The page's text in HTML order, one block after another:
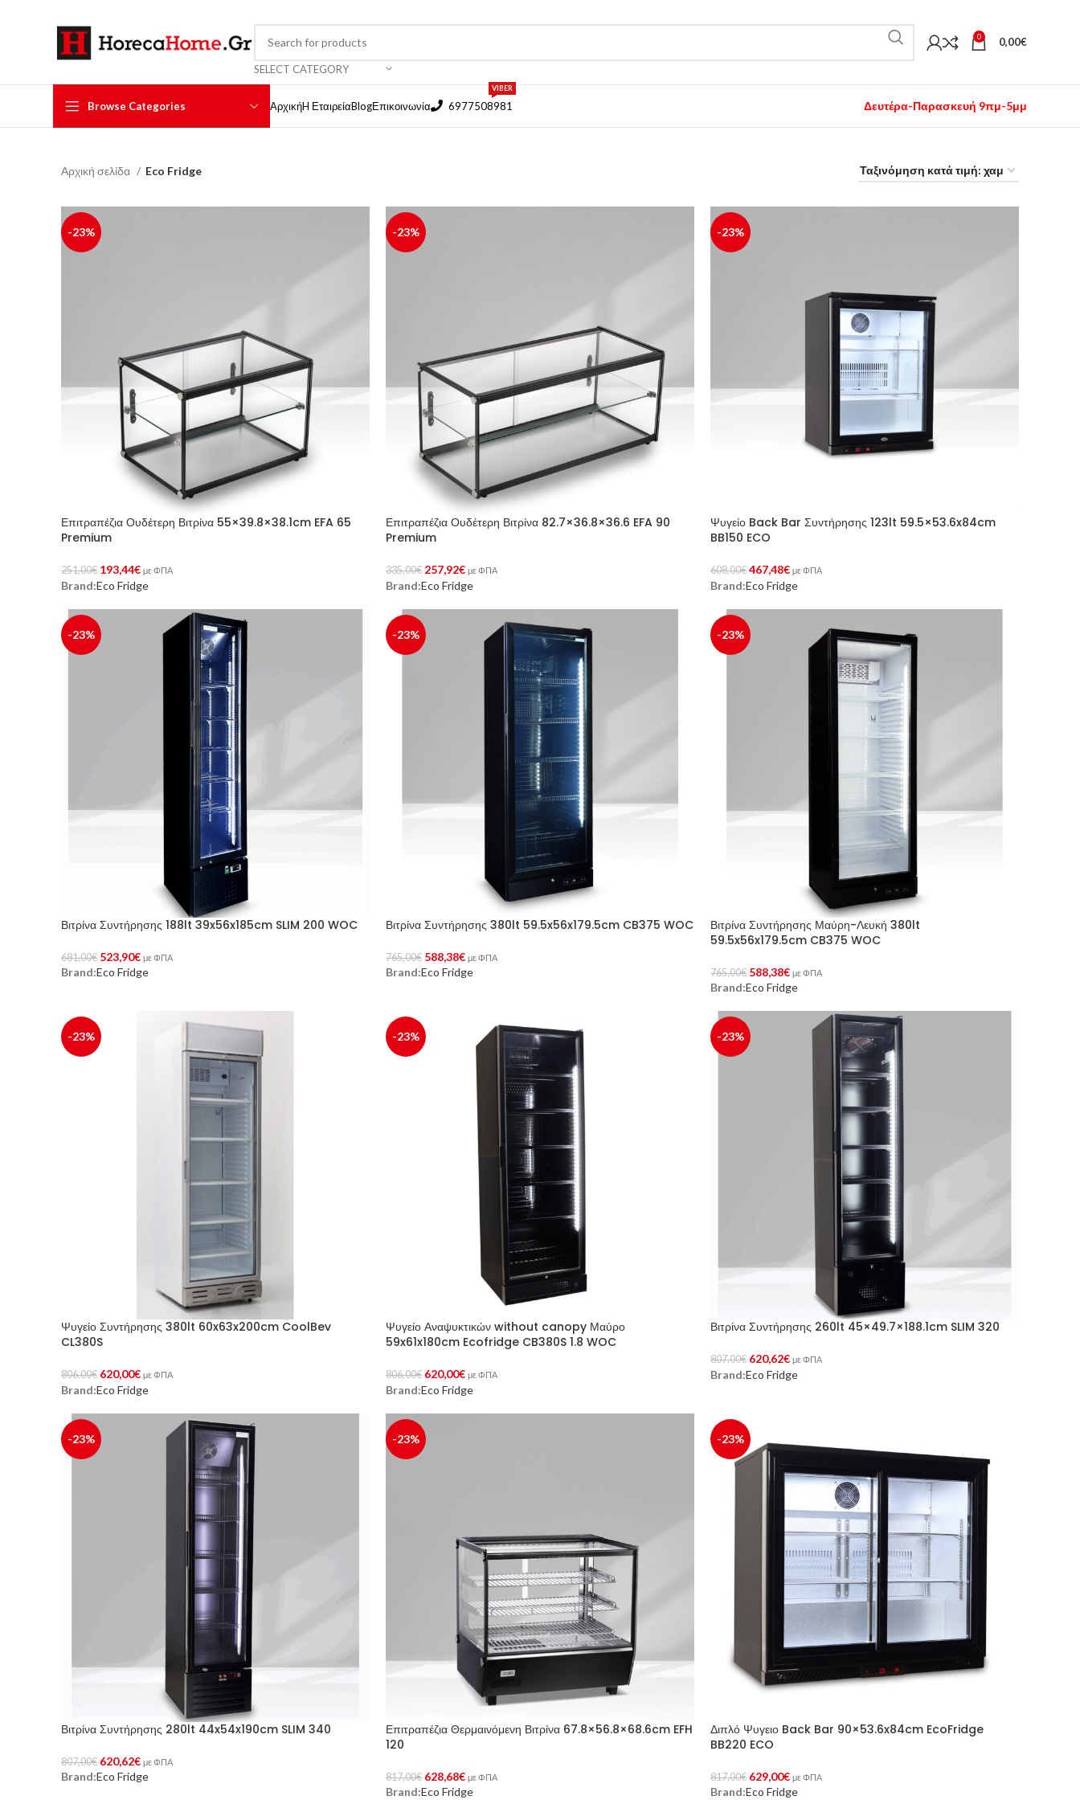
SELECT CATEGORY
0 0,00€
Browse Categories ΑρχικήH ΕταιρείαBlogΕπικοινωνία 6977508981
VIBER
Δευτέρα-Παρασκευή 9πμ-5μμ
Αρχική σελίδα Eco Fridge
-23%
Επιτραπέζια Ουδέτερη Βιτρίνα 55×39.8×38.1cm EFA 65
Premium
251,00€ 193,44€ με ΦΠΑ
Προσθήκη Στο Καλάθι
Brand:Eco Fridge
-23%
Επιτραπέζια Ουδέτερη Βιτρίνα 82.7×36.8×36.6 EFA 90
Premium
335,00€ 257,92€ με ΦΠΑ
Προσθήκη Στο Καλάθι
Brand:Eco Fridge
-23%
Ψυγείο Back Bar Συντήρησης 123lt 59.5×53.6x84cm
BB150 ECO
608,00€ 467,48€ με ΦΠΑ
Προσθήκη Στο Καλάθι
Brand:Eco Fridge
-23%
Βιτρίνα Συντήρησης 188lt 39x56x185cm SLIM 200 WOC
681,00€ 523,90€ με ΦΠΑ
Προσθήκη Στο Καλάθι
Brand:Eco Fridge
-23%
Βιτρίνα Συντήρησης 380lt 59.5x56x179.5cm CB375 WOC
765,00€ 588,38€ με ΦΠΑ
Προσθήκη Στο Καλάθι
Brand:Eco Fridge
-23%
Βιτρίνα Συντήρησης Μαύρη-Λευκή 380lt
59.5x56x179.5cm CB375 WOC
765,00€ 588,38€ με ΦΠΑ
Προσθήκη Στο Καλάθι
Brand:Eco Fridge
-23%
Ψυγείο Συντήρησης 380lt 60x63x200cm CoolBev
CL380S
806,00€ 620,00€ με ΦΠΑ
Προσθήκη Στο Καλάθι
Brand:Eco Fridge
-23%
Ψυγείο Αναψυκτικών without canopy Μαύρο
59x61x180cm Ecofridge CB380S 1.8 WOC
806,00€ 620,00€ με ΦΠΑ
Προσθήκη Στο Καλάθι
Brand:Eco Fridge
-23%
Βιτρίνα Συντήρησης 260lt 45×49.7×188.1cm SLIM 320
807,00€ 620,62€ με ΦΠΑ
Προσθήκη Στο Καλάθι
Brand:Eco Fridge
-23%
Βιτρίνα Συντήρησης 280lt 44x54x190cm SLIM 340
807,00€ 620,62€ με ΦΠΑ
Προσθήκη Στο Καλάθι
Brand:Eco Fridge
-23%
Επιτραπέζια Θερμαινόμενη Βιτρίνα 67.8×56.8×68.6cm EFH
120
817,00€ 628,68€ με ΦΠΑ
Προσθήκη Στο Καλάθι
Brand:Eco Fridge
-23%
Διπλό Ψυγειο Back Bar 90×53.6x84cm EcoFridge
BB220 ECO
817,00€ 629,00€ με ΦΠΑ
Προσθήκη Στο Καλάθι
Brand:Eco Fridge